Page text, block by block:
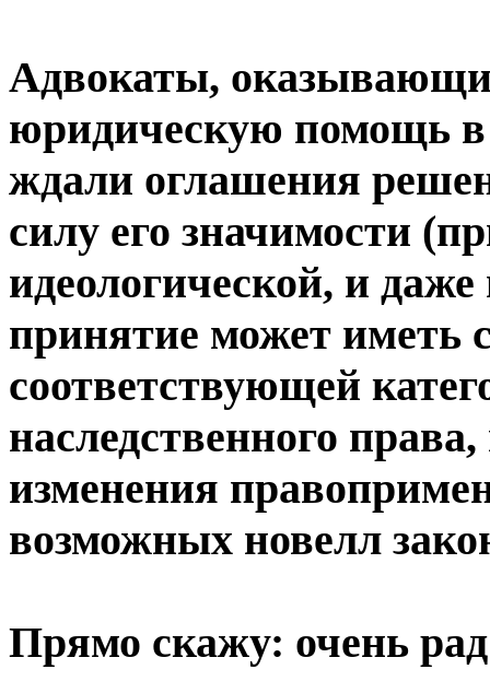
Адвокаты,
юридическую помощь в
ждали оглашения
силу его значимости
идеологической, и
принятие может иметь
соответствующей
наследственного
изменения
возможных новелл
Прямо скажу: очень